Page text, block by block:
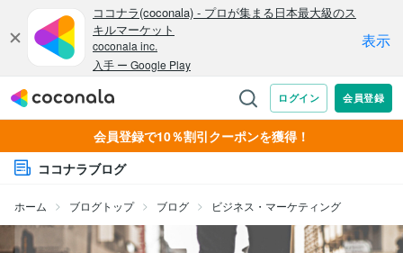
会員登録で10％割引クーポンを獲得！
ココナラブログ
ホーム ブログトップ ブログ ビジネス・マーケティング